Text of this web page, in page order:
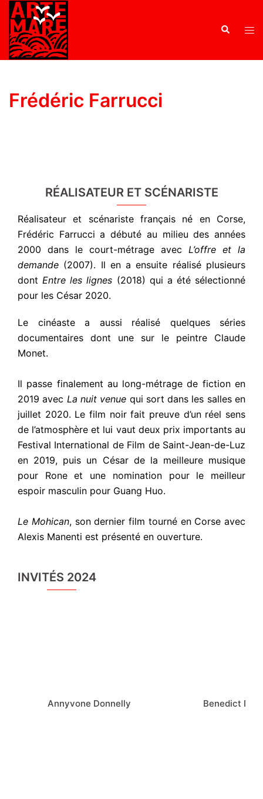
Frédéric Farrucci
RÉALISATEUR ET SCÉNARISTE
Réalisateur et scénariste français né en Corse,
Frédéric Farrucci a débuté au milieu des années
2000 dans le court-métrage avec L’offre et la
demande (2007). Il en a ensuite réalisé plusieurs
dontEntre les lignes (2018) qui a été sélectionné
pour les César 2020.
Le cinéaste a aussi réalisé quelques séries
documentaires dont une sur le peintre Claude
Monet.
Il passe finalement au long-métrage de fiction en
2019 avec La nuit venue qui sort dans les salles en
juillet 2020. Le film noir fait preuve d’un réel sens
de l’atmosphère et lui vaut deux prix importants au
Festival International de Film de Saint-Jean-de-Luz
en 2019, puis un César de la meilleure musique
pour Rone et une nomination pour le meilleur
espoir masculin pour Guang Huo.
Le Mohican, son dernier film tourné en Corse avec
Alexis Manenti est présenté en ouverture.
INVITÉS 2024
Annyvone Donnelly Benedict